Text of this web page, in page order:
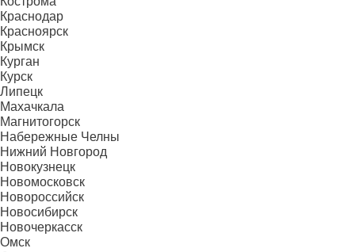
Краснодар
Красноярск
Крымск
Курган
Курск
Липецк
Махачкала
Магнитогорск
Набережные Челны
Нижний Новгород
Новокузнецк
Новомосковск
Новороссийск
Новосибирск
Новочеркасск
Омск